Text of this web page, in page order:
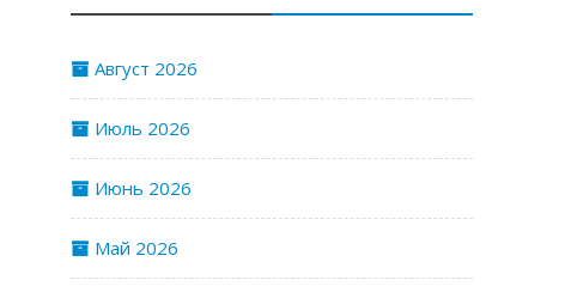
Август 2026
Июль 2026
Июнь 2026
Май 2026